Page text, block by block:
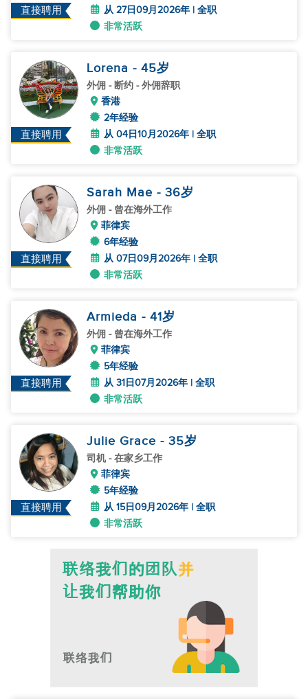
直接聘用
从 27日09月2026年 | 全职
非常活跃
直接聘用
Lorena - 45岁
外佣 - 断约 - 外佣辞职
香港
2年经验
从 04日10月2026年 | 全职
非常活跃
直接聘用
Sarah Mae - 36岁
外佣 - 曾在海外工作
菲律宾
6年经验
从 07日09月2026年 | 全职
非常活跃
直接聘用
Armieda - 41岁
外佣 - 曾在海外工作
菲律宾
5年经验
从 31日07月2026年 | 全职
非常活跃
直接聘用
Julie Grace - 35岁
司机- 在家乡工作
菲律宾
5年经验
从 15日09月2026年 | 全职
非常活跃